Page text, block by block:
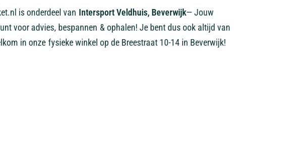
is onderdeel van Intersport Veldhuis, Beverwijk— Jouw
voor advies, bespannen & ophalen! Je bent dus ook altijd van
in onze fysieke winkel op de Breestraat 10-14 in Beverwijk!